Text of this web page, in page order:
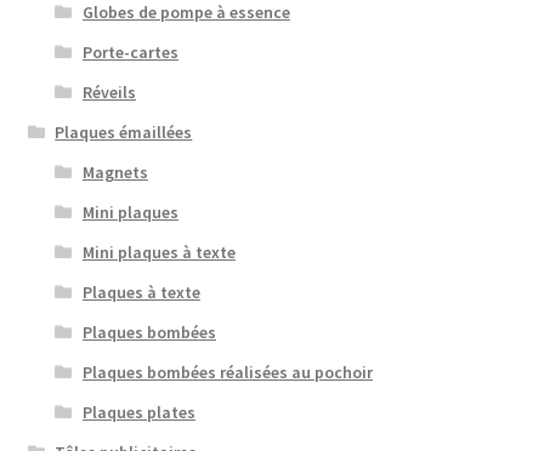
Globes de pompe à essence
Porte-cartes
Réveils
Plaques émaillées
Magnets
Mini plaques
Mini plaques à texte
Plaques à texte
Plaques bombées
Plaques bombées réalisées au pochoir
Plaques plates